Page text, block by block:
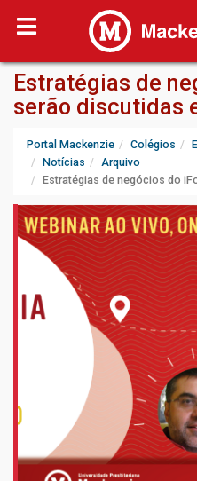
Estratégias de
serão discutidas
Portal Mackenzie Colégios
Notícias
Arquivo
Estratégias de negócios do